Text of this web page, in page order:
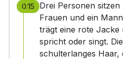
0:15
Drei Personen sitzen
Frauen und ein
trägt eine rote Jacke
spricht oder singt.
schulterlanges